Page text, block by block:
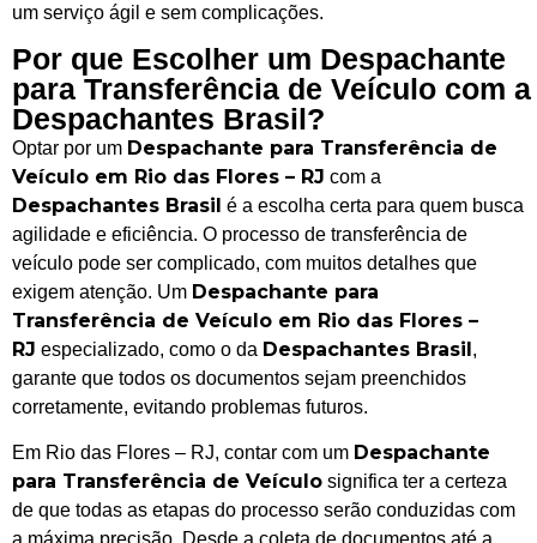
um serviço ágil e sem complicações.
Por que Escolher um Despachante
para Transferência de Veículo com a
Despachantes Brasil?
Optar por um Despachante para Transferência de
Veículo em Rio das Flores – RJ com a
Despachantes Brasil é a escolha certa para quem busca
agilidade e eficiência. O processo de transferência de
veículo pode ser complicado, com muitos detalhes que
exigem atenção. Um Despachante para
Transferência de Veículo em Rio das Flores –
RJ especializado, como o da Despachantes Brasil,
garante que todos os documentos sejam preenchidos
corretamente, evitando problemas futuros.
Em Rio das Flores – RJ, contar com um Despachante
para Transferência de Veículo significa ter a certeza
de que todas as etapas do processo serão conduzidas com